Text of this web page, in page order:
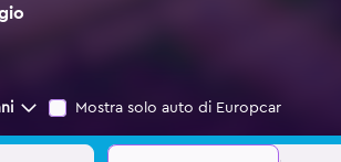
Mostra solo auto di Europcar